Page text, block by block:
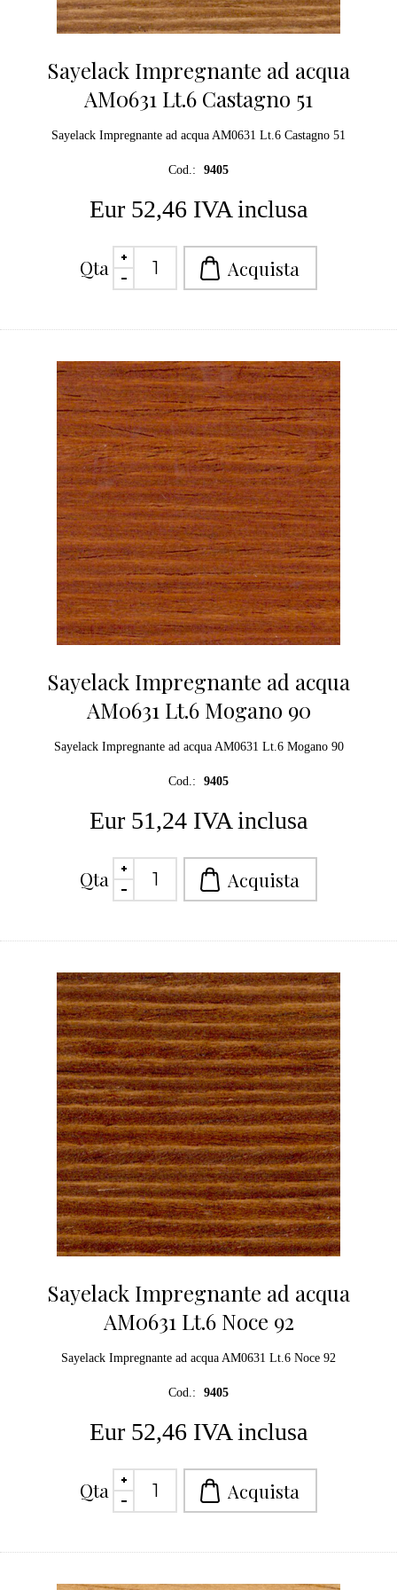
Sayelack Impregnante ad acqua
AM0631 Lt.6 Castagno 51
Sayelack Impregnante ad acqua AM0631 Lt.6 Castagno 51
Cod.: 9405
Eur 52,46 IVA inclusa
Qta
Sayelack Impregnante ad acqua
AM0631 Lt.6 Mogano 90
Sayelack Impregnante ad acqua AM0631 Lt.6 Mogano 90
Cod.: 9405
Eur 51,24 IVA inclusa
Qta
Sayelack Impregnante ad acqua
AM0631 Lt.6 Noce 92
Sayelack Impregnante ad acqua AM0631 Lt.6 Noce 92
Cod.: 9405
Eur 52,46 IVA inclusa
Qta